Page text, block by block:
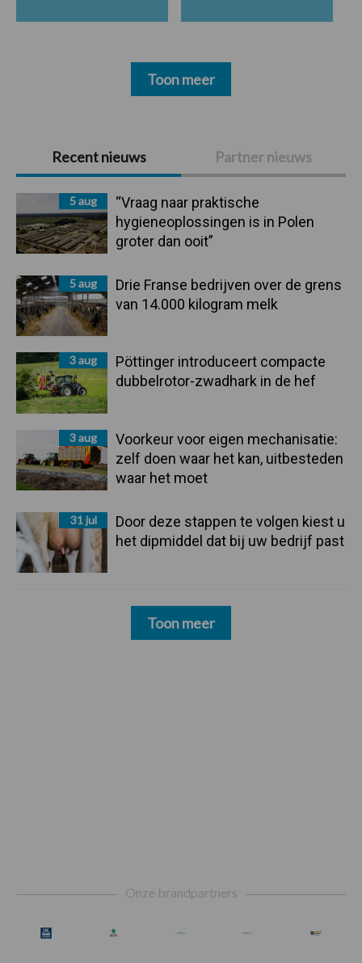
Primaire
Sidebar
Recent nieuws Partner nieuws
5 aug
“Vraag naar praktische
hygieneoplossingen is in Polen
groter dan ooit”
5 aug
Drie Franse bedrijven over de grens
van 14.000 kilogram melk
3 aug
Pöttinger introduceert compacte
dubbelrotor-zwadhark in de hef
3 aug
Voorkeur voor eigen mechanisatie:
zelf doen waar het kan, uitbesteden
waar het moet
31 jul
Door deze stappen te volgen kiest u
het dipmiddel dat bij uw bedrijf past
Toon meer
Toon meer
Onze brandpartners